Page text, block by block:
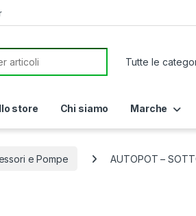
store Chi siamo Marche
e Pompe AUTOPOT –